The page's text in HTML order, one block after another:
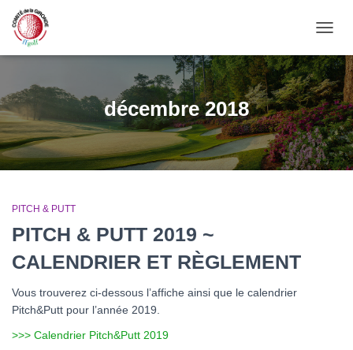
décembre 2018
PITCH & PUTT
PITCH & PUTT 2019 ~
CALENDRIER ET RÈGLEMENT
Vous trouverez ci-dessous l’affiche ainsi que le calendrier
Pitch&Putt pour l’année 2019.
>>> Calendrier Pitch&Putt 2019